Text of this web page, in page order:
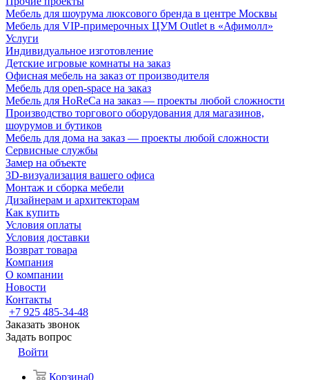
Мебель для шоурума люксового бренда в центре Москвы
Мебель для VIP-примерочных ЦУМ Outlet в «Афимолл»
Услуги
Индивидуальное изготовление
Детские игровые комнаты на заказ
Офисная мебель на заказ от производителя
Мебель для open-space на заказ
Мебель для HoReCa на заказ — проекты любой сложности
Производство торгового оборудования для магазинов,
шоурумов и бутиков
Мебель для дома на заказ — проекты любой сложности
Сервисные службы
Замер на объекте
3D-визуализация вашего офиса
Монтаж и сборка мебели
Дизайнерам и архитекторам
Как купить
Условия оплаты
Условия доставки
Возврат товара
Компания
О компании
Новости
Контакты
+7 925 485-34-48
Заказать звонок
Задать вопрос
Войти
Корзина0